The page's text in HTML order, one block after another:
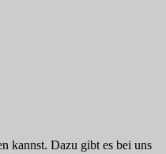
kannst. Dazu gibt es bei uns